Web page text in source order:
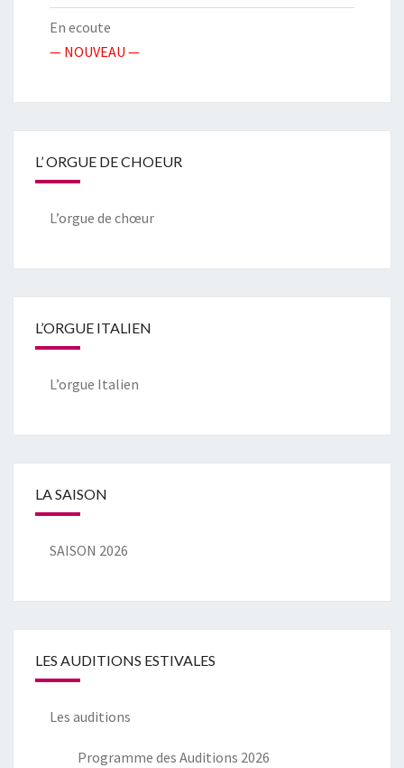
En ecoute
— NOUVEAU —
L’ ORGUE DE CHOEUR
L’orgue de chœur
L’ORGUE ITALIEN
L’orgue Italien
LA SAISON
SAISON 2026
LES AUDITIONS ESTIVALES
Les auditions
Programme des Auditions 2026